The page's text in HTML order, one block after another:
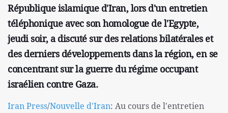
République islamique d'Iran, lors d'un entretien
téléphonique avec son homologue de l'Egypte,
jeudi soir, a discuté sur des relations bilatérales et
des derniers développements dans la région, en se
concentrant sur la guerre du régime occupant
israélien contre Gaza.
Iran Press/Nouvelle d'Iran: Au cours de l'entretien